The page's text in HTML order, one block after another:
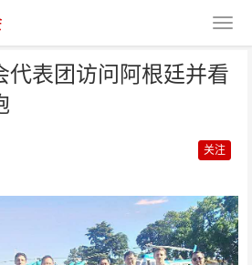
代表团访问阿根廷并看
关注
表团访问阿根廷